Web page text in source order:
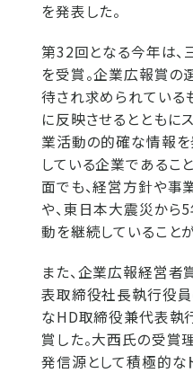
を発表した。
第32回となる今年は
を受賞。企業広報賞の
待され求められている
に反映させるとともに
業活動の的確な情報を
している企業であるこ
面でも、経営方針や事
や、東日本大震災から
動を継続していること
また、企業広報経営者
表取締役社長執行役員
なHD取締役兼代表執
賞した。大西氏の受賞
発信源として積極的な